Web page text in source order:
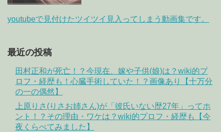
youtubeで見付けたツイツイ見入ってしまう動画集です。
最近の投稿
田村正和が死亡！？今現在、嫁や子供(娘)は？wiki的プ
ロフ・経歴も！心臓手術していた！？画像あり【十万分
の一の偶然】
上原りさ(りさお姉さん)が「彼氏いない歴27年」ってホ
ント！？その理由・ワケは？wiki的プロフ・経歴も【今
夜くらべてみました】